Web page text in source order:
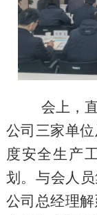
会上，
公司三家单
度安全生产
划。与会人
公司总经理